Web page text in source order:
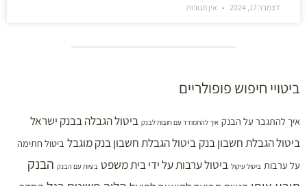
דצמבר 17, 2024 אין תגובות
ביטויי חיפוש פופולריים
איך להתגבר על הבנק איך להתמודד עם חובות לבנק ביטול הגבלה בבנק ישראל
ביטול הגבלת חשבון בנק ביטול הגבלת חשבון בנק מוגבל ביטול חתימה
על ערבות ביטול עיקול ביטול ערבות על ידי בית משפט בעיות עם הבנק הבנק